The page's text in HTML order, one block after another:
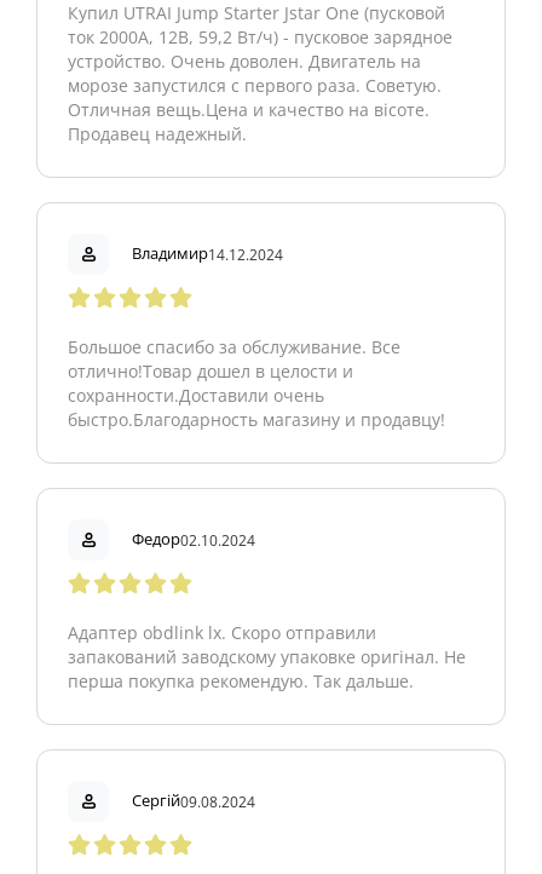
Купил UTRAI Jump Starter Jstar One (пусковой
ток 2000А, 12В, 59,2 Вт/ч) - пусковое зарядное
устройство. Очень доволен. Двигатель на
морозе запустился с первого раза. Советую.
Отличная вещь.Цена и качество на вісоте.
Продавец надежный.
Владимир14.12.2024
Большое спасибо за обслуживание. Все
отлично!Товар дошел в целости и
сохранности.Доставили очень
быстро.Благодарность магазину и продавцу!
Федор02.10.2024
Адаптер obdlink lx. Скоро отправили
запакований заводскому упаковке оригінал. Не
перша покупка рекомендую. Так дальше.
Сергій09.08.2024